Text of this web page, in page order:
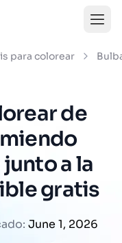
para colorear
de
a la
gratis
June 1, 2026